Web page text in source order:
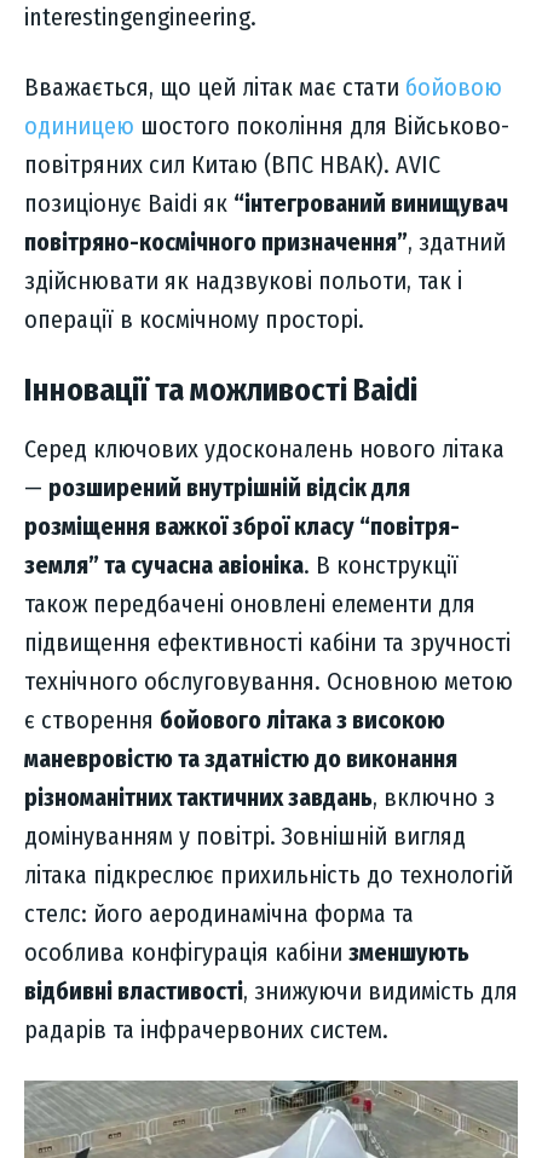
interestingengineering.
Вважається, що цей літак має стати бойовою
одиницею шостого покоління для Військово-
повітряних сил Китаю (ВПС НВАК). AVIC
позиціонує Baidi як “інтегрований винищувач
повітряно-космічного призначення”, здатний
здійснювати як надзвукові польоти, так і
операції в космічному просторі.
Інновації та можливості Baidi
Серед ключових удосконалень нового літака
— розширений внутрішній відсік для
розміщення важкої зброї класу “повітря-
земля” та сучасна авіоніка. В конструкції
також передбачені оновлені елементи для
підвищення ефективності кабіни та зручності
технічного обслуговування. Основною метою
є створення бойового літака з високою
маневровістю та здатністю до виконання
різноманітних тактичних завдань, включно з
домінуванням у повітрі. Зовнішній вигляд
літака підкреслює прихильність до технологій
стелс: його аеродинамічна форма та
особлива конфігурація кабіни зменшують
відбивні властивості, знижуючи видимість для
радарів та інфрачервоних систем.